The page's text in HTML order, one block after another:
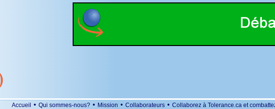
Accueil • Qui sommes-nous? • Mission • Collaborateurs • Collaborez à Tolerance.ca et